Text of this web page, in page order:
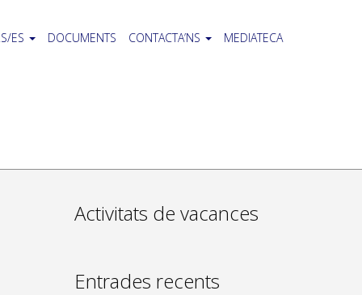
ES DOCUMENTS CONTACTA’NS MEDIATECA
Activitats de vacances
Entrades recents